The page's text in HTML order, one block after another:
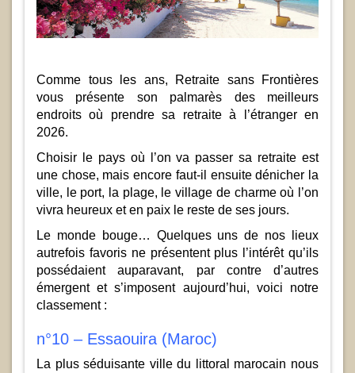
Comme tous les ans, Retraite sans Frontières
vous présente son palmarès des meilleurs
endroits où prendre sa retraite à l’étranger en
2026.
Choisir le pays où l’on va passer sa retraite est
une chose, mais encore faut-il ensuite dénicher la
ville, le port, la plage, le village de charme où l’on
vivra heureux et en paix le reste de ses jours.
Le monde bouge… Quelques uns de nos lieux
autrefois favoris ne présentent plus l’intérêt qu’ils
possédaient auparavant, par contre d’autres
émergent et s’imposent aujourd’hui, voici notre
classement :
n°10 – Essaouira (Maroc)
La plus séduisante ville du littoral marocain nous